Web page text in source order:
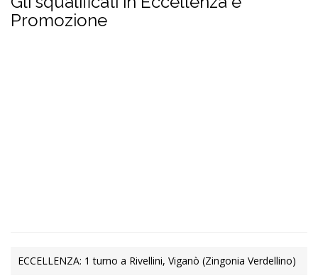
Promozione
ECCELLENZA: 1 turno a Rivellini, Viganò (Zingonia Verdellino)